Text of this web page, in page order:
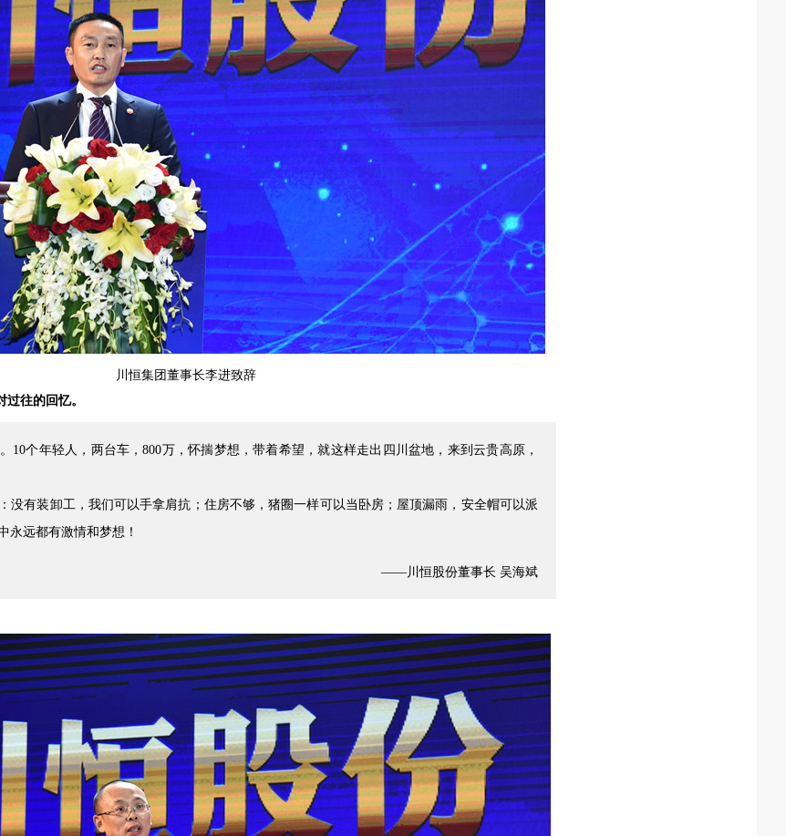
川恒集团董事长李进致辞
往的回忆。
10个年轻人，两台车，800万，怀揣梦想，带着希望，就这样走出四川盆地，来到云贵高原，
没有装卸工，我们可以手拿肩抗；住房不够，猪圈一样可以当卧房；屋顶漏雨，安全帽可以派
永远都有激情和梦想！
——川恒股份董事长 吴海斌